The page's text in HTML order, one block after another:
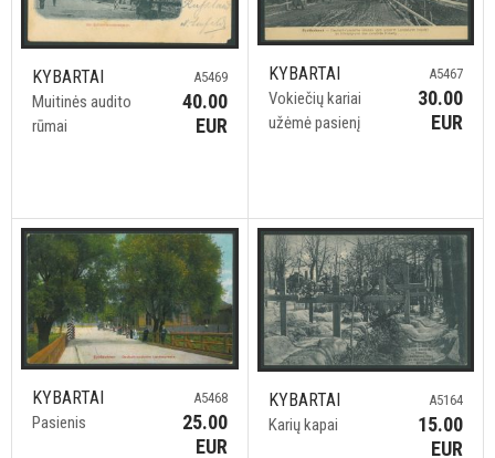
KYBARTAI
Muitinės audito
rūmai
A5469
40.00
EUR
KYBARTAI
Vokiečių kariai
užėmė pasienį
A5467
30.00
EUR
KYBARTAI
Pasienis
A5468
25.00
EUR
KYBARTAI
Karių kapai
A5164
15.00
EUR